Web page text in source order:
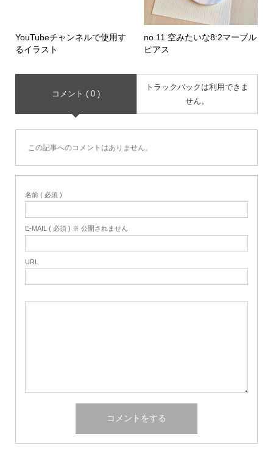
YouTubeチャンネルで使用す
るイラスト
no.11 空みたいな8:2マーブル
ピアス
コメント ( 0 )
トラックバックは利用できま
せん。
この記事へのコメントはありません。
名前 ( 必須 )
E-MAIL ( 必須 ) ※ 公開されません
URL